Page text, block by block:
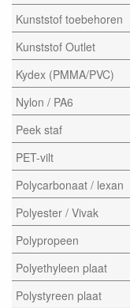
Kunststof toebehoren
Kunststof Outlet
Kydex (PMMA/PVC)
Nylon / PA6
Peek staf
PET-vilt
Polycarbonaat / lexan
Polyester / Vivak
Polypropeen
Polyethyleen plaat
Polystyreen plaat